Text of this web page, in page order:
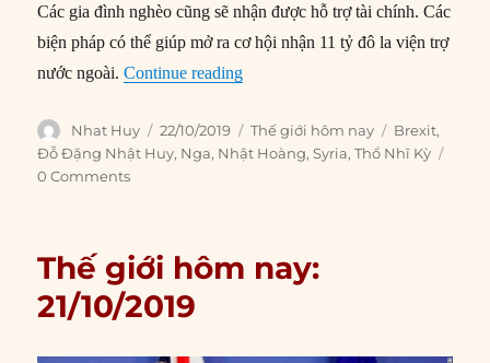
Các gia đình nghèo cũng sẽ nhận được hỗ trợ tài chính. Các
biện pháp có thể giúp mở ra cơ hội nhận 11 tỷ đô la viện trợ
nước ngoài.Continue reading“Thế giới hôm nay: 22/10/2019”
Author
Nhat Huy
Posted
on
22/10/2019 Categories
Thế giới hôm nay Tags
Brexit,
Đỗ Đặng Nhật Huy, Nga, Nhật Hoàng,Syria,Thổ Nhĩ Kỳ
0 Comments
Thế giới hôm nay:
21/10/2019